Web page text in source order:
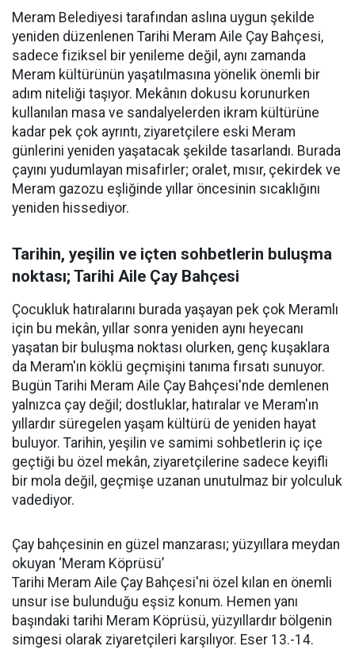
Meram Belediyesi tarafından aslına uygun şekilde
yeniden düzenlenen Tarihi Meram Aile Çay Bahçesi,
sadece fiziksel bir yenileme değil, aynı zamanda
Meram kültürünün yaşatılmasına yönelik önemli bir
adım niteliği taşıyor. Mekânın dokusu korunurken
kullanılan masa ve sandalyelerden ikram kültürüne
kadar pek çok ayrıntı, ziyaretçilere eski Meram
günlerini yeniden yaşatacak şekilde tasarlandı. Burada
çayını yudumlayan misafirler; oralet, mısır, çekirdek ve
Meram gazozu eşliğinde yıllar öncesinin sıcaklığını
yeniden hissediyor.
Tarihin, yeşilin ve içten sohbetlerin buluşma
noktası; Tarihi Aile Çay Bahçesi
Çocukluk hatıralarını burada yaşayan pek çok Meramlı
için bu mekân, yıllar sonra yeniden aynı heyecanı
yaşatan bir buluşma noktası olurken, genç kuşaklara
da Meram'ın köklü geçmişini tanıma fırsatı sunuyor.
Bugün Tarihi Meram Aile Çay Bahçesi'nde demlenen
yalnızca çay değil; dostluklar, hatıralar ve Meram'ın
yıllardır süregelen yaşam kültürü de yeniden hayat
buluyor. Tarihin, yeşilin ve samimi sohbetlerin iç içe
geçtiği bu özel mekân, ziyaretçilerine sadece keyifli
bir mola değil, geçmişe uzanan unutulmaz bir yolculuk
vadediyor.
Çay bahçesinin en güzel manzarası; yüzyıllara meydan
okuyan ‘Meram Köprüsü’
Tarihi Meram Aile Çay Bahçesi'ni özel kılan en önemli
unsur ise bulunduğu eşsiz konum. Hemen yanı
başındaki tarihi Meram Köprüsü, yüzyıllardır bölgenin
simgesi olarak ziyaretçileri karşılıyor. Eser 13.-14.